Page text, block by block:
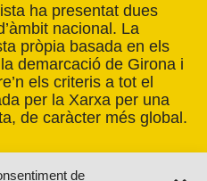
de
ha presentat dues
nacional. La
pròpia basada en els
demarcació de Girona i
els criteris a tot el
per la Xarxa per una
de caràcter més global.